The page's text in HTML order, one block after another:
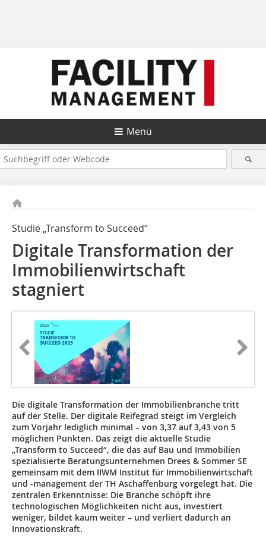
Menü
Studie „Transform to Succeed“
Digitale Transformation der
Immobilienwirtschaft
stagniert
Die digitale Transformation der Immobilienbranche tritt
auf der Stelle. Der digitale Reifegrad steigt im Vergleich
zum Vorjahr lediglich minimal – von 3,37 auf 3,43 von 5
möglichen Punkten. Das zeigt die aktuelle Studie
„Transform to Succeed“, die das auf Bau und Immobilien
spezialisierte Beratungsunternehmen Drees & Sommer SE
gemeinsam mit dem IIWM Institut für Immobilienwirtschaft
und -management der TH Aschaffenburg vorgelegt hat. Die
zentralen Erkenntnisse: Die Branche schöpft ihre
technologischen Möglichkeiten nicht aus, investiert
weniger, bildet kaum weiter – und verliert dadurch an
Innovationskraft.